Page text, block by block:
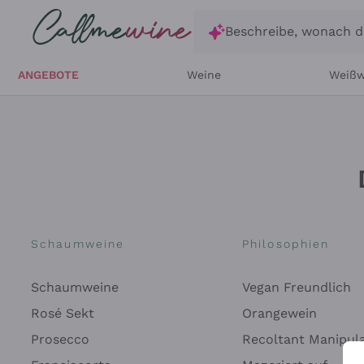
Zum Hauptinhalt springen
Beschreibe, wonach
ANGEBOTE Weine
Schaumweine
Schaumweine
Rosé Sekt
Prosecco
Philosophien
Vegan Freundlich
Orangewein
Recoltant